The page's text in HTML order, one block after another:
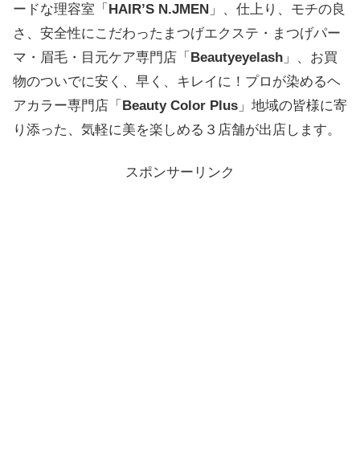
ードな理容室「 HAIR’S N.JMEN 」、仕上り、モチの良
さ、安全性にこだわったまつげエクステ・まつげパー
マ・眉毛・目元ケア専門店「 Beautyeyelash 」、お買
物のついでに安く、早く、キレイに！プロが染めるヘ
アカラー専門店「 Beauty Color Plus 」地域の皆様に寄
り添った、気軽に美を楽しめる３店舗が出店します。
スポンサーリンク